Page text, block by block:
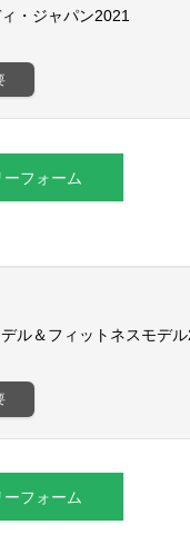
・ジャパン2021
ーフォーム
ル＆フィットネスモデ
ーフォーム